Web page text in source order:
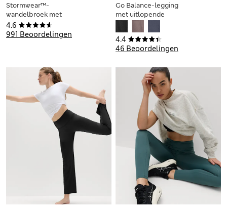
4.6
991 Beoordelingen
Stormwear™-
wandelbroek met
taps toelopende
pijpen
4.4
46 Beoordelingen
Go Balance-legging
met uitlopende